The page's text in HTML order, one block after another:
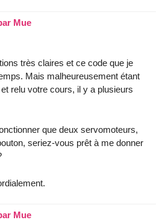
Mue
très claires et ce code que je
Mais malheureusement étant
relu votre cours, il y a plusieurs
que deux servomoteurs,
seriez-vous prêt à me donner
Mue